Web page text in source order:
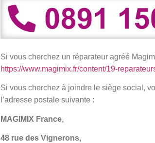
Si vous cherchez un réparateur agréé
https://www.magimix.fr/content/19-
Si vous cherchez à joindre le siège social,
l’adresse postale suivante :
MAGIMIX France,
48 rue des Vignerons,